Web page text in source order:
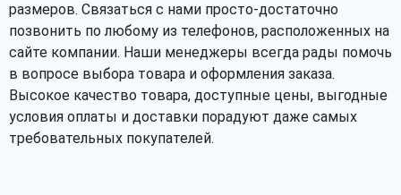
размеров. Связаться с нами просто-достаточно
позвонить по любому из телефонов, расположенных на
сайте компании. Наши менеджеры всегда рады помочь
в вопросе выбора товара и оформления заказа.
Высокое качество товара, доступные цены, выгодные
условия оплаты и доставки порадуют даже самых
требовательных покупателей.